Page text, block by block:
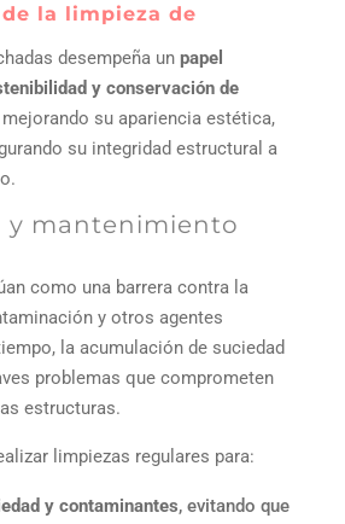
la limpieza de
desempeña un papel
y conservación de
su apariencia estética,
su integridad estructural a
y mantenimiento
como una barrera contra la
y otros agentes
la acumulación de suciedad
problemas que comprometen
estructuras.
limpiezas regulares para:
y contaminantes, evitando que